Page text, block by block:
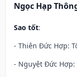
Ngọc Hạp
Sao tốt:
- Thiên Đức Hợp:
- Nguyệt Đức Hợp: